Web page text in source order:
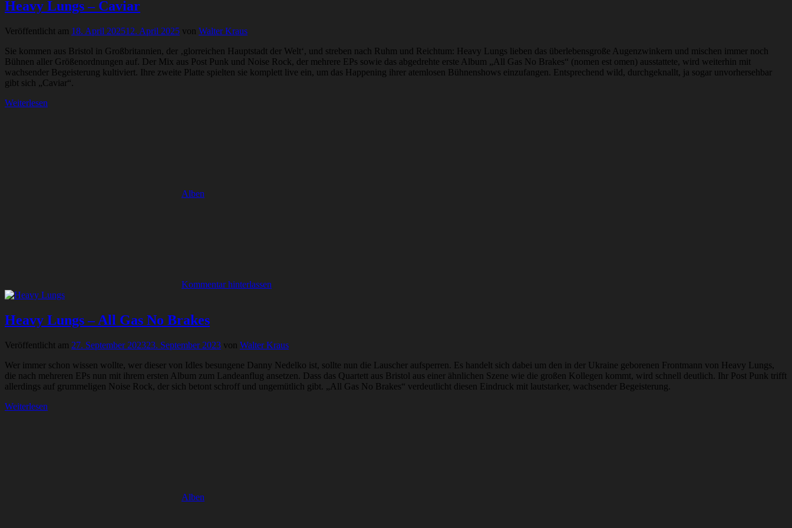
Heavy Lungs – Caviar
Veröffentlicht am 18. April 202512. April 2025 von Walter Kraus
Sie kommen aus Bristol in Großbritannien, der ‚glorreichen Hauptstadt der Welt‘, und streben nach Ruhm und Reichtum: Heavy Lungs lieben das überlebensgroße Augenzwinkern und mischen immer noch
Bühnen aller Größenordnungen auf. Der Mix aus Post Punk und Noise Rock, der mehrere EPs sowie das abgedrehte erste Album „All Gas No Brakes“ (nomen est omen) ausstattete, wird weiterhin mit
wachsender Begeisterung kultiviert. Ihre zweite Platte spielten sie komplett live ein, um das Happening ihrer atemlosen Bühnenshows einzufangen. Entsprechend wild, durchgeknallt, ja sogar unvorhersehbar
gibt sich „Caviar“.
Weiterlesen
Alben
Kommentar hinterlassen
Heavy Lungs – All Gas No Brakes
Veröffentlicht am 27. September 202323. September 2023 von Walter Kraus
Wer immer schon wissen wollte, wer dieser von Idles besungene Danny Nedelko ist, sollte nun die Lauscher aufsperren. Es handelt sich dabei um den in der Ukraine geborenen Frontmann von Heavy Lungs,
die nach mehreren EPs nun mit ihrem ersten Album zum Landeanflug ansetzen. Dass das Quartett aus Bristol aus einer ähnlichen Szene wie die großen Kollegen kommt, wird schnell deutlich. Ihr Post Punk trifft
allerdings auf grummeligen Noise Rock, der sich betont schroff und ungemütlich gibt. „All Gas No Brakes“ verdeutlicht diesen Eindruck mit lautstarker, wachsender Begeisterung.
Weiterlesen
Alben